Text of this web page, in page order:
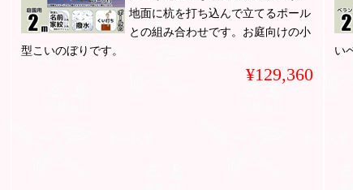
地面に杭を打ち込んで立てるポール
との組み合わせです。お庭向けの小
型こいのぼりです。
¥129,360
い